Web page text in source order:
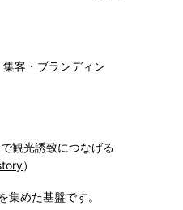
客・ブランディン
観光誘致につなげる
）
めた基盤です。